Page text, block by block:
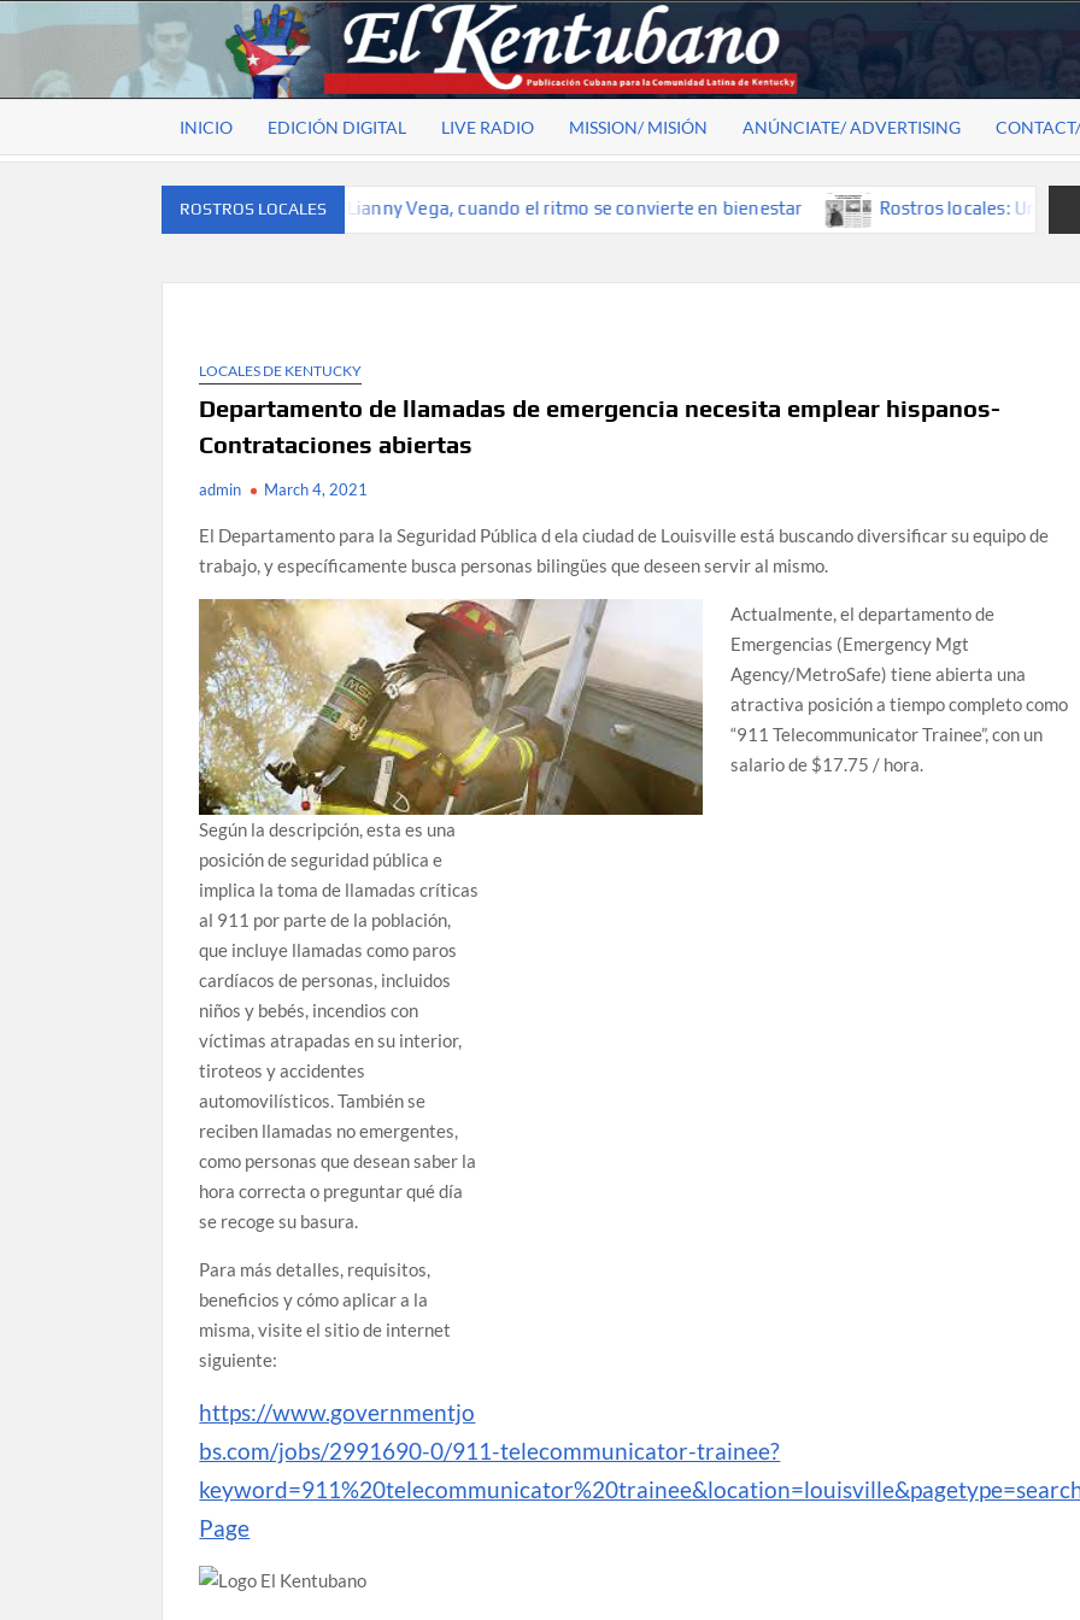
content
EL
KENTUBANO
Publicación
cubana
cubana
comunidad
hispana de
INICIO EDICIÓN DIGITAL LIVE RADIO MISSION/ MISIÓN ANÚNCIATE/ ADVERTISING
ROSTROS LOCALES
Rostros locales: Lianny Vega, cuando el ritmo se convierte en bienestar Rostros locales: Una mirada
LOCALES DE KENTUCKY
Departamento de llamadas de emergencia necesita emplear hispanos-
Contrataciones abiertas
admin March 4, 2021
El Departamento para la Seguridad Pública d ela ciudad de Louisville está buscando diversificar su equipo de
trabajo, y específicamente busca personas bilingües que deseen servir al mismo.
Actualmente, el departamento de
Emergencias (Emergency Mgt
Agency/MetroSafe) tiene abierta una
atractiva posición a tiempo completo como
“911 Telecommunicator Trainee”, con un
salario de $17.75 / hora.
Según la descripción, esta es una
posición de seguridad pública e
implica la toma de llamadas críticas
al 911 por parte de la población,
que incluye llamadas como paros
cardíacos de personas, incluidos
niños y bebés, incendios con
víctimas atrapadas en su interior,
tiroteos y accidentes
automovilísticos. También se
reciben llamadas no emergentes,
como personas que desean saber la
hora correcta o preguntar qué día
se recoge su basura.
Para más detalles, requisitos,
beneficios y cómo aplicar a la
misma, visite el sitio de internet
siguiente:
https://www.governmentjo
bs.com/jobs/2991690-0/911-telecommunicator-trainee?
Page